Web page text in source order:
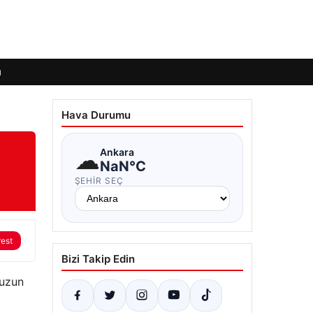
Hava Durumu
☁Ankara
NaN°C
ŞEHIR SEÇ
Bizi Takip Edin